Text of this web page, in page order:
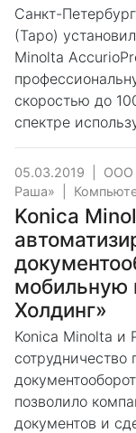
Санкт-
(Таро)
Minolta
скоростью до
спектре
05.03.2019
ООО
Раша»
Konica
мобильную
Холдинг»
Konica Minolta и
позволило
документов и